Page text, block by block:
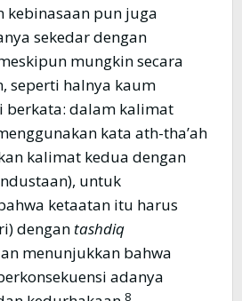
kebinasaan pun juga
sekedar dengan
mungkin secara
seperti halnya kaum
berkata: dalam kalimat
kalimat kedua dengan
untuk
ketaatan itu harus
dengan tashdiq
menunjukkan bahwa
adanya
8